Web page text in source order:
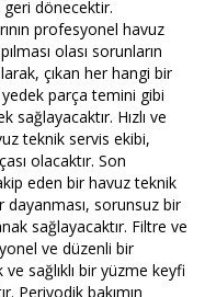
dönecektir.
profesyonel havuz
olası sorunların
çıkan her hangi bir
parça temini gibi
Hızlı ve
teknik servis ekibi,
olacaktır. Son
eden bir havuz teknik
dayanması, sorunsuz bir
sağlayacaktır. Filtre ve
ve düzenli bir
sağlıklı bir yüzme keyfi
Periyodik bakımın